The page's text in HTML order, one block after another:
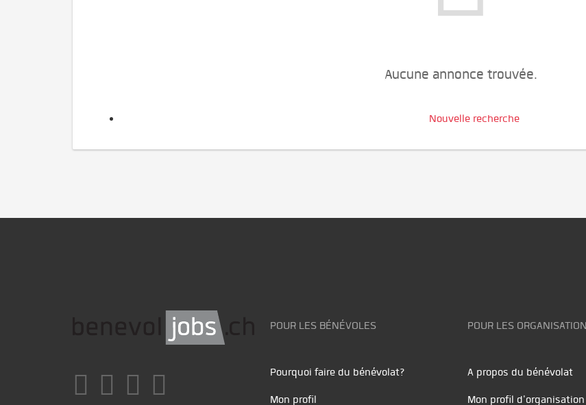
Aucune annonce trouvée.
Nouvelle recherche
POUR LES BÉNÉVOLES
Pourquoi faire du bénévolat?
Mon profil
POUR LES
A propos du bénévolat
Mon profil d'organisation